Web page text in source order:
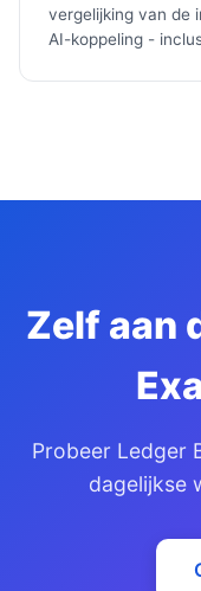
vergelijking van de
AI-koppeling -
Zelf aan
Probeer Ledger
dagelijkse